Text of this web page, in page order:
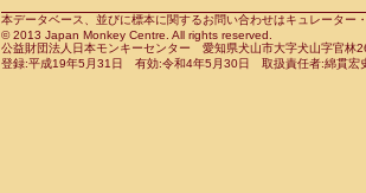
CercopithecidaePapio anubis(0)
CercopithecidaePapio cynocephalus
CercopithecidaePapio hamadryas(0)
CebidaeSaguinus leucopus(0)
CebidaeSaguinus midas(0)
Cebidae Saguinus mystax(0)
本データベース、並びに標本に関するお問い合わせはキュレータ
© 2013 Japan Monkey Centre. All rights reserved.
公益財団法人日本モンキーセンター 愛知県犬山市大字犬山字官
登録:平成19年5月31日 有効:令和4年5月30日 取扱責任者:綿貫宏